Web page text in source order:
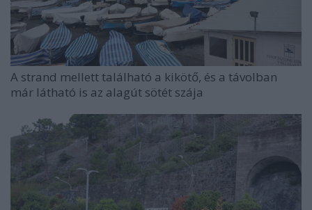
A strand mellett található a kikötő, és a távolban
már látható is az alagút sötét szája